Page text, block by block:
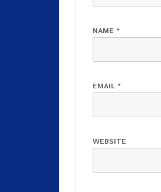
NAME *
EMAIL *
WEBSITE